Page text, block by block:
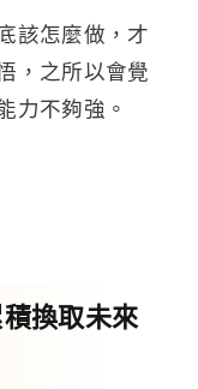
該怎麼做，才
，之所以會覺
力不夠強。
換取未來